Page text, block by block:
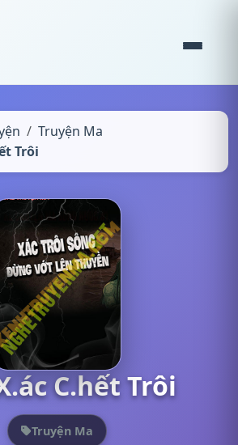
Truyện Ma
Trôi
C.hết Trôi
Truyện Ma